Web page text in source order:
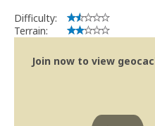
Difficulty:
Terrain:
Join now to view